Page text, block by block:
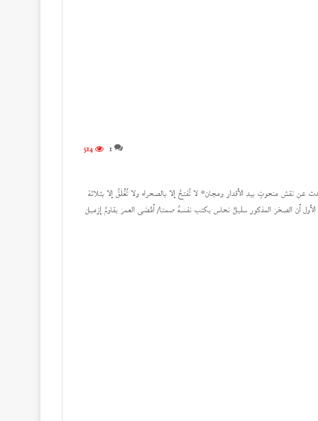
1
514
عن نقش منحوتٍ بيدِ الأقدار ومجان* لا تُفتحُ إلا بالصحراء ولا تُغْلَقُ إلا بثلاثة
أن الصخرَ المذكور سليلُ نحاس يكتب نفسَهُ صمتا/ أمْضَى العمرَ يقاومُ إزميلَ